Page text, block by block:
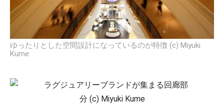
ゆったりとした空間設計になっているのが特徴 (c) Miyuki
Kume